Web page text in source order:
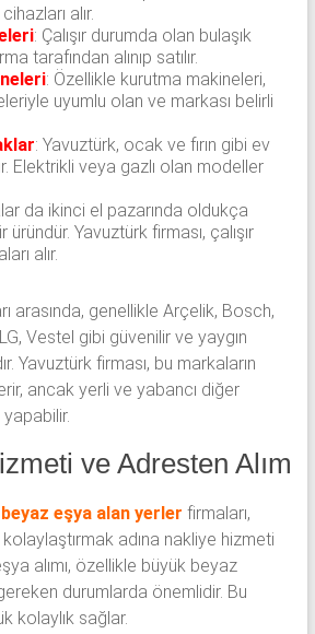
alır.
: Çalışır durumda olan bulaşık
tarafından alınıp satılır.
: Özellikle kurutma makineleri,
uyumlu olan ve markası belirli
: Yavuztürk, ocak ve fırın gibi ev
Elektrikli veya gazlı olan modeller
da ikinci el pazarında oldukça
Yavuztürk firması, çalışır
alır.
arasında, genellikle Arçelik, Bosch,
Vestel gibi güvenilir ve yaygın
Yavuztürk firması, bu markaların
ancak yerli ve yabancı diğer
yapabilir.
ve Adresten Alım
eşya alan yerler firmaları,
kolaylaştırmak adına nakliye hizmeti
alımı, özellikle büyük beyaz
durumlarda önemlidir. Bu
kolaylık sağlar.